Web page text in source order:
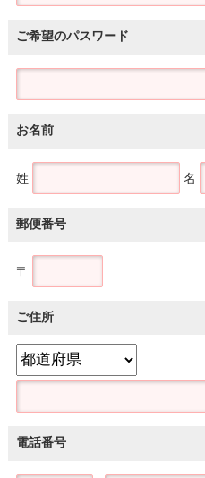
ご希望のパスワード
お名前
姓 名
郵便番号
〒
ご住所
電話番号